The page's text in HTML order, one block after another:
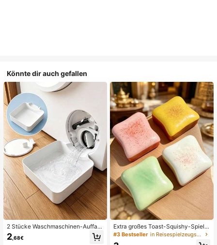
Könnte dir auch gefallen
2 Stücke Waschmaschinen-Auffan
gwanne Tropfschale, wasserdichte
Bodenschutzmatte für Waschraum,
2 ,68€
Extra großes Toast-Squishy-Spielz
eug, superweiches Buttertoast-Stre
ssabbau-Drückspielzeug, erhältlich
#3 Bestseller in Reisespielzeugset Quetschspielzeug für Teenager